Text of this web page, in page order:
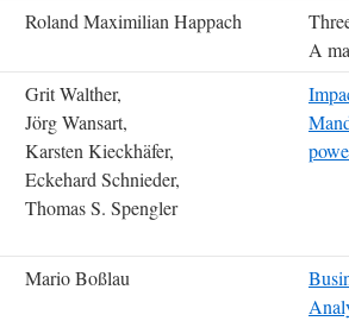
Roland Maximilian Happach
A
Grit Walther,
Jörg Wansart,
Karsten Kieckhäfer,
Eckehard Schnieder,
Thomas S. Spengler
Mario Boßlau